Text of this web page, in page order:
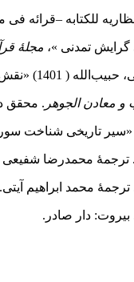
مجلهٔ
قرآن و صورت‌بندی تمدن».
و معادن الجوهر . محقق
. ترجمهٔ محمدرضا شفیعی
محمد ابراهیم آیتی. چاپ ششم. ج2.تهران:
بیروت: ‌دار صادر.